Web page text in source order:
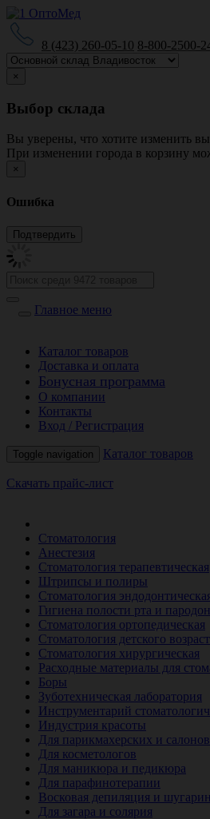
8 (423) 260-05-10 8-800-2500-
×
Выбор склада
Вы уверены, что хотите изменить
При изменении города в корзину
×
Ошибка
Главное меню
Каталог товаров
Доставка и оплата
Бонусная программа
О компании
Контакты
Вход / Регистрация
Toggle navigation Каталог товаров
Скачать прайс-лист
Стоматология
Анестезия
Стоматология терапевтическая
Штрипсы и полиры
Стоматология
Гигиена полости рта и
Стоматология ортопедическая
Стоматология детского
Стоматология хирургическая
Расходные материалы для
Боры
Зуботехническая лаборатория
Инструментарий
Индустрия красоты
Для парикмахерских и
Для косметологов
Для маникюра и педикюра
Для парафинотерапии
Восковая депиляция и
Для загара и солярия